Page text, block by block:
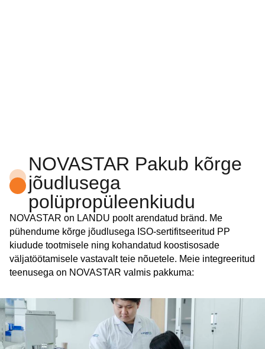
NOVASTAR Pakub kõrge
jõudlusega
polüpropüleenkiudu
NOVASTAR on LANDU poolt arendatud bränd. Me
pühendume kõrge jõudlusega ISO-sertifitseeritud PP
kiudude tootmisele ning kohandatud koostisosade
väljatöötamisele vastavalt teie nõuetele. Meie integreeritud
teenusega on NOVASTAR valmis pakkuma: